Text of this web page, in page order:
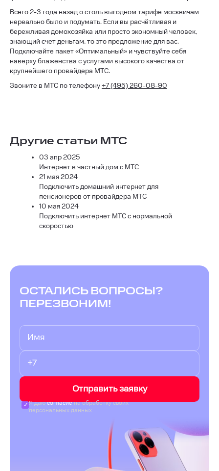
Всего 2-3 года назад о столь выгодном тарифе москвичам
нереально было и подумать. Если вы расчётливая и
бережливая домохозяйка или просто экономный человек,
знающий счет деньгам, то это предложение для вас.
Подключайте пакет «Оптимальный» и чувствуйте себя
наверху блаженства с услугами высокого качества от
крупнейшего провайдера МТС.
Звоните в МТС по телефону+7 (495) 260-08-90
Другие статьи МТС
03 апр 2025
Интернет в частный дом с МТС
21 мая 2024
Подключить домашний интернет для
пенсионеров от провайдера МТС
10 мая 2024
Подключить интернет МТС с нормальной
скоростью
ОСТАЛИСЬ ВОПРОСЫ?
ПЕРЕЗВОНИМ!
Отправить заявку
Я даюсогласиена обработку своих
персональных данных